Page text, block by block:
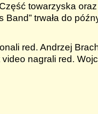
towarzyska
Band” trwała do
red. Andrzej
nagrali red.